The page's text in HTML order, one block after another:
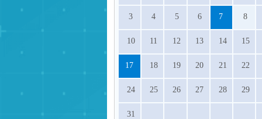
3 4 5 6 7 8
10 11 12 13 14 15
17 18 19 20 21 22
24 25 26 27 28 29
31